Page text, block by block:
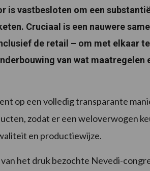
is vastbesloten om een
Cruciaal is een nauwere
de retail – om met elkaar
van wat maatregelen
op een volledig transparante
zodat er een weloverwogen
en productiewijze.
het druk bezochte Nevedi-